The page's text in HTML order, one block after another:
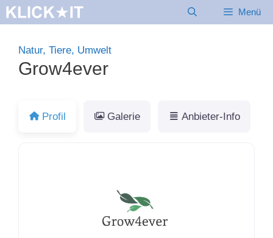
Zum
Inhalt
Menü
Natur, Tiere, Umwelt
Grow4ever
Profil Galerie Anbieter-Info